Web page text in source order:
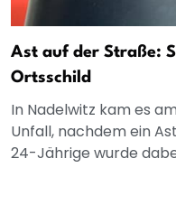
Ast auf der Straße:
Ortsschild
In Nadelwitz kam es
Unfall, nachdem ein
24-Jährige wurde